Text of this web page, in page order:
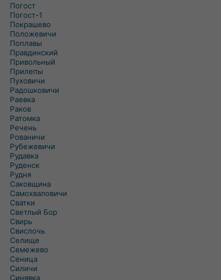
Погост
Погост-1
Покрашево
Положевичи
Поплавы
Правдинский
Привольный
Прилепы
Пуховичи
Радошковичи
Раевка
Раков
Ратомка
Речень
Рованичи
Рубежевичи
Рудавка
Руденск
Рудня
Саковщина
Самохваловичи
Сватки
Светлый Бор
Свирь
Свислочь
Селище
Семежево
Сеница
Силичи
Синявка